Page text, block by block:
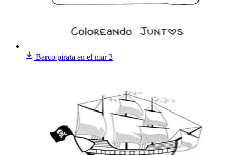
Barco pirata en el mar 2